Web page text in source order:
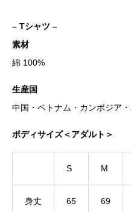
– Tシャツ –
素材
綿 100%
生産国
中国・ベトナム・カンボジア
ボディサイズ＜アダルト＞
S M
身丈 65 69